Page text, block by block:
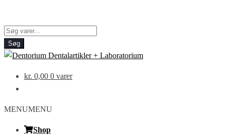
Products
search
Søg
kr. 0,00 0 varer
MENUMENU
Shop